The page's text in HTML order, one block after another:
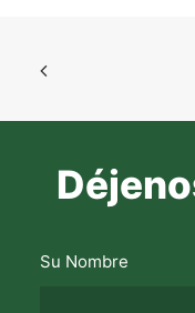
Su Nombre